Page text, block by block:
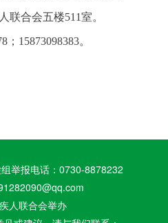
联合会五楼511室。
15873098383。
举报电话：0730-8878232
人联合会举办